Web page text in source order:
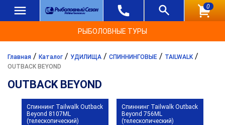
0
РЫБОЛОВНЫЕ ТУРЫ
Главная / Каталог / УДИЛИЩА / СПИННИНГОВЫЕ / TAILWALK/
OUTBACK BEYOND
OUTBACK BEYOND
Спиннинг Tailwalk Outback
Beyond 8107ML
(телескопический)
Спиннинг Tailwalk Outback
Beyond 756ML
(телескопический)